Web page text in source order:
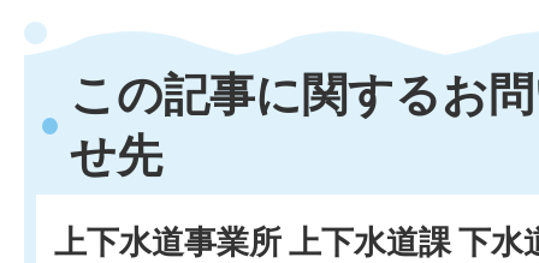
この記事に関するお
せ先
上下水道事業所 上下水道課 下水